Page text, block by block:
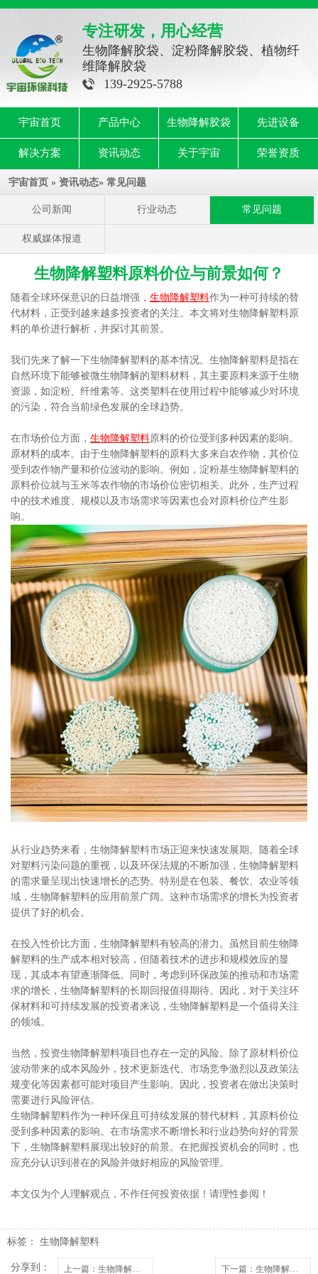
专注研发，用心经营
生物降解胶袋、淀粉降解胶袋、植物纤
维降解胶袋
139-2925-5788
宇宙首页 产品中心 生物降解胶袋 先进设备
解决方案 资讯动态 关于宇宙 荣誉资质
宇宙首页 » 资讯动态» 常见问题
公司新闻 行业动态 常见问题
权威媒体报道
生物降解塑料原料价位与前景如何？
随着全球环保意识的日益增强， 生物降解塑料作为一种可持续的替
代材料，正受到越来越多投资者的关注。本文将对生物降解塑料原
料的单价进行解析，并探讨其前景。
我们先来了解一下生物降解塑料的基本情况。生物降解塑料是指在
自然环境下能够被微生物降解的塑料材料，其主要原料来源于生物
资源，如淀粉、纤维素等。这类塑料在使用过程中能够减少对环境
的污染，符合当前绿色发展的全球趋势。
在市场价位方面， 生物降解塑料原料的价位受到多种因素的影响。
原材料的成本。由于生物降解塑料的原料大多来自农作物，其价位
受到农作物产量和价位波动的影响。例如，淀粉基生物降解塑料的
原料价位就与玉米等农作物的市场价位密切相关。此外，生产过程
中的技术难度、规模以及市场需求等因素也会对原料价位产生影
响。
从行业趋势来看，生物降解塑料市场正迎来快速发展期。随着全球
对塑料污染问题的重视，以及环保法规的不断加强，生物降解塑料
的需求量呈现出快速增长的态势。特别是在包装、餐饮、农业等领
域，生物降解塑料的应用前景广阔。这种市场需求的增长为投资者
提供了好的机会。
在投入性价比方面，生物降解塑料有较高的潜力。虽然目前生物降
解塑料的生产成本相对较高，但随着技术的进步和规模效应的显
现，其成本有望逐渐降低。同时，考虑到环保政策的推动和市场需
求的增长，生物降解塑料的长期回报值得期待。因此，对于关注环
保材料和可持续发展的投资者来说，生物降解塑料是一个值得关注
的领域。
当然，投资生物降解塑料项目也存在一定的风险。除了原材料价位
波动带来的成本风险外，技术更新迭代、市场竞争激烈以及政策法
规变化等因素都可能对项目产生影响。因此，投资者在做出决策时
需要进行风险评估。
生物降解塑料作为一种环保且可持续发展的替代材料，其原料价位
受到多种因素的影响。在市场需求不断增长和行业趋势向好的背景
下，生物降解塑料展现出较好的前景。在把握投资机会的同时，也
应充分认识到潜在的风险并做好相应的风险管理。
本文仅为个人理解观点，不作任何投资依据！请理性参阅！
标签： 生物降解塑料
分享到： 上一篇 ：生物降解塑料的基本配方是什么？ 下一篇 ：​生物降解塑料袋原料安全性解析！